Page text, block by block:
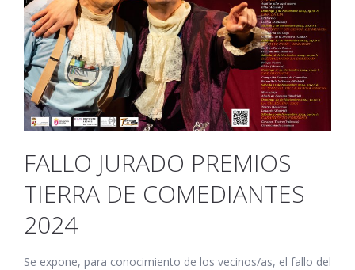
FALLO JURADO PREMIOS
TIERRA DE COMEDIANTES
2024
Se expone, para conocimiento de los vecinos/as, el fallo del